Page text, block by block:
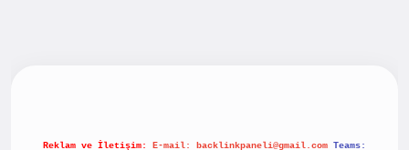
Reklam ve İletişim: E-mail: backlinkpaneli@gmail.com Teams: